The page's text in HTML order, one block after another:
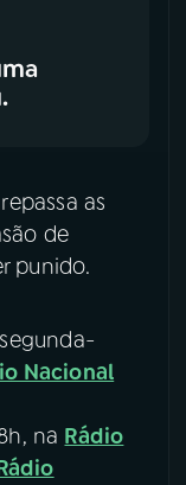
as
de
punido.
Nacional
na Rádio